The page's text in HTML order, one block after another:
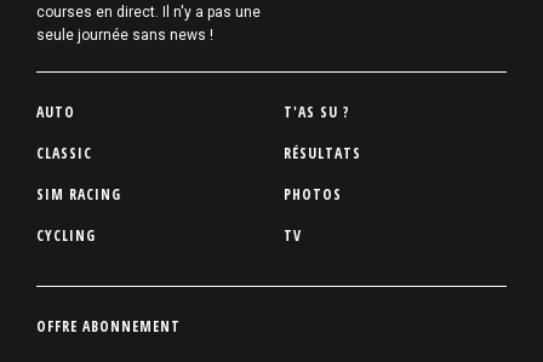
courses en direct. Il n'y a pas une
seule journée sans news !
P
d
d
p
AUTO
CLASSIC
SIM RACING
CYCLING
T'AS SU ?
RÉSULTATS
PHOTOS
TV
P
OFFRE ABONNEMENT